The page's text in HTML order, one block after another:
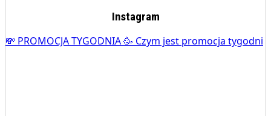
Instagram
💸 PROMOCJA TYGODNIA 🥳 Czym jest promocja tygodni